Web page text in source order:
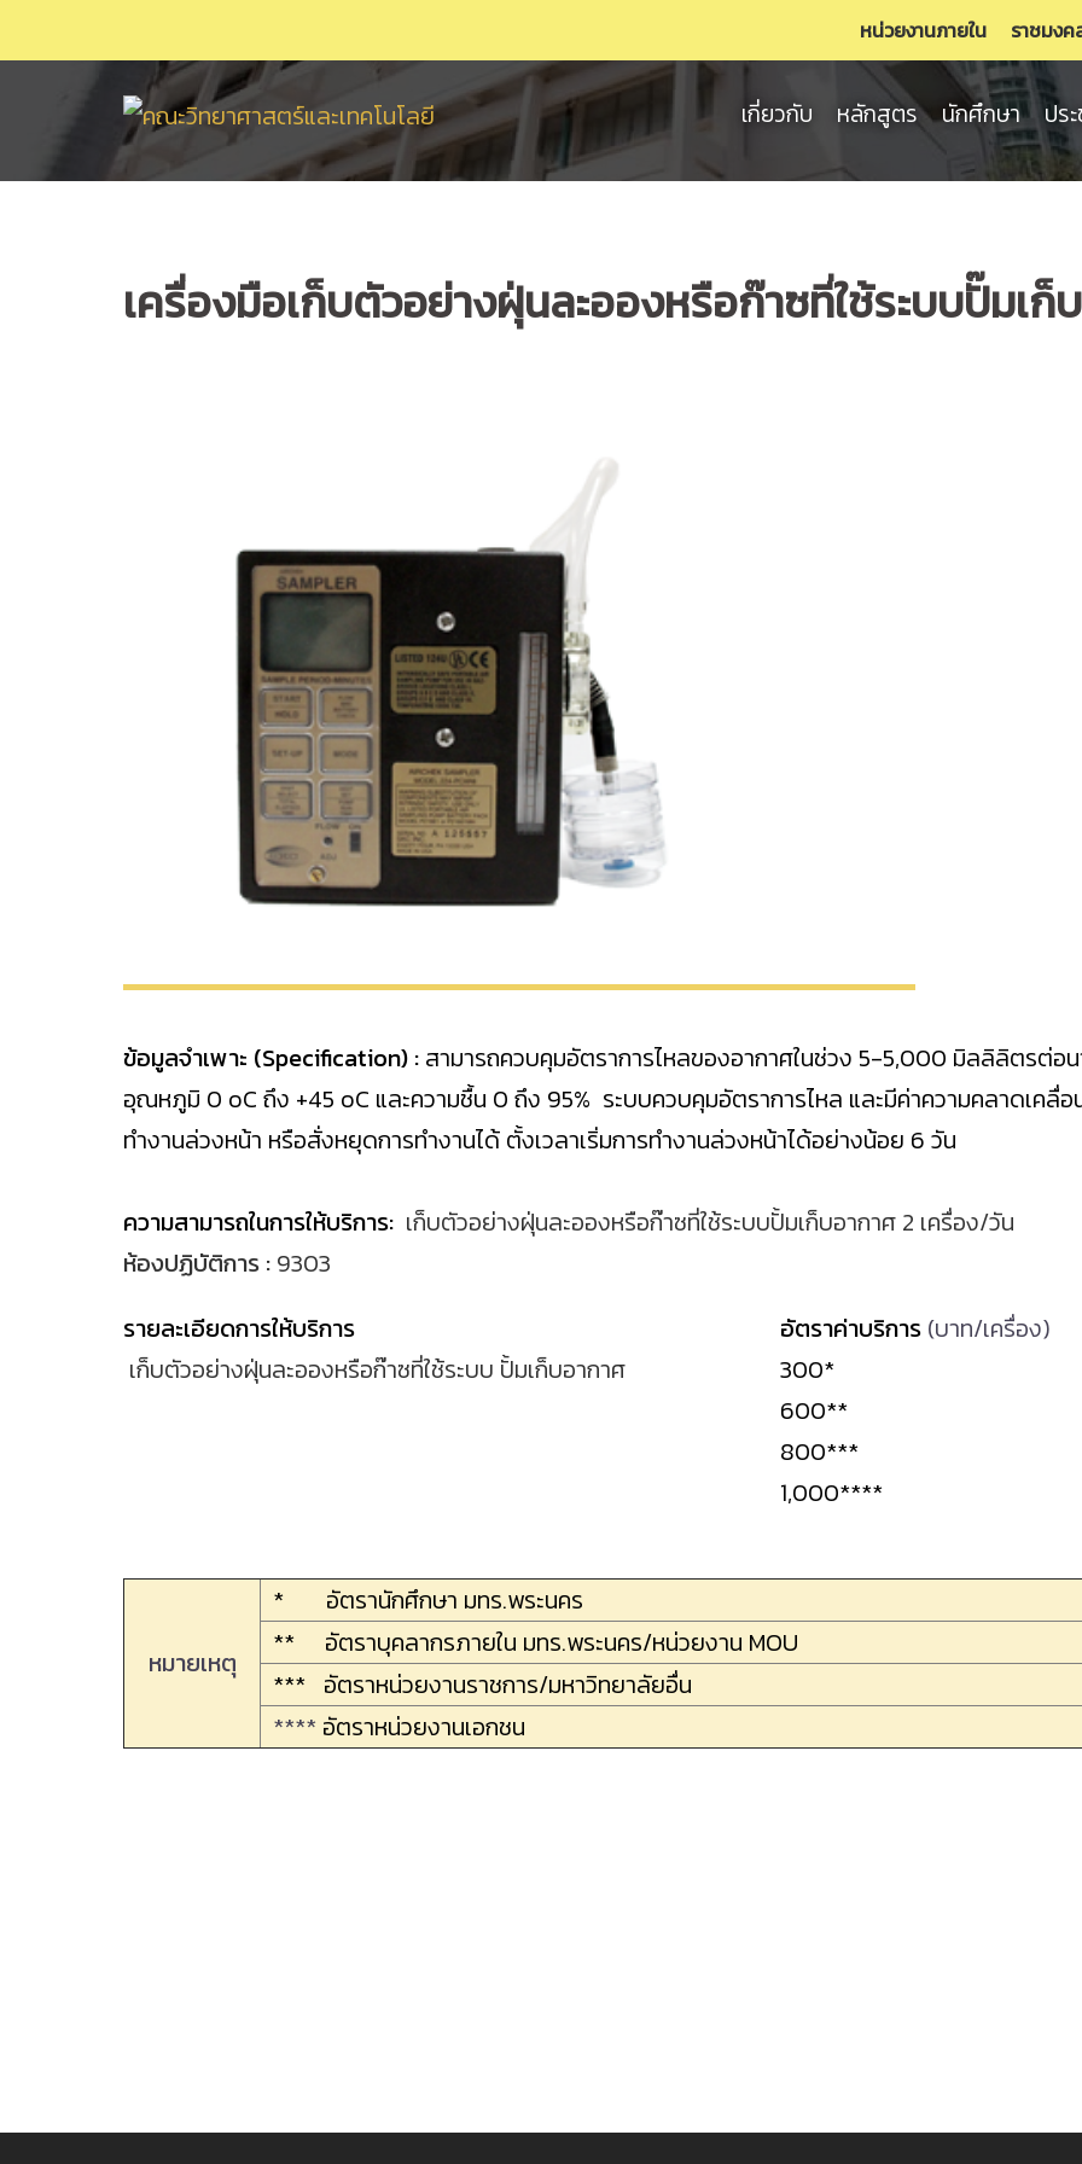
to
หน่วยงานภายใน ราชมง
เกี่ยวกับ หลักสูตร นักศึกษา ปร
เครื่องมือเก็บตัวอย่างฝุ่นละอองหรือก๊าซที่ใช้ระบบปั๊มเก็
ข้อมูลจำเพาะ (Specification) : สามารถควบคุมอัตราการไหลของอากาศในช่วง 5-5,000 มิลลิลิตรต่อ
อุณหภูมิ 0 oC ถึง +45 oC และความชื้น 0 ถึง 95% ระบบควบคุมอัตราการไหล และมีค่าความคลาดเคลื่อ
ทำงานล่วงหน้า หรือสั่งหยุดการทำงานได้ ตั้งเวลาเริ่มการทำงานล่วงหน้าได้อย่างน้อย 6 วัน
ความสามารถในการให้บริการ: เก็บตัวอย่างฝุ่นละอองหรือก๊าซที่ใช้ระบบปั้มเก็บอากาศ 2 เครื่อง/วัน
ห้องปฏิบัติการ : 9303
รายละเอียดการให้บริการ
อัตราค่าบริการ (บาท/เครื่อง)
เก็บตัวอย่างฝุ่นละอองหรือก๊าซที่ใช้ระบบ ปั้มเก็บอากาศ
300*
600**
800***
1,000****
หมายเหตุ
* อัตรานักศึกษา มทร.พระนคร
** อัตราบุคลากรภายใน มทร.พระนคร/หน่วยงาน MOU
*** อัตราหน่วยงานราชการ/มหาวิทยาลัยอื่น
**** อัตราหน่วยงานเอกชน